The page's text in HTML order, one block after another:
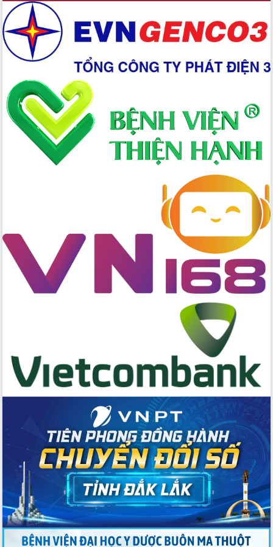
hội và đại biểu HĐND các cấp diễn ra
an toàn, hiệu quả, đúng quy định
Thủ tướng Chính phủ Phạm Minh Chính
kiểm tra, chỉ đạo hoàn thành các dự
án cao tốc và thăm khu tái định cư tại
Sôi nổi Hội đua ngựa truyền thống Gò
Thì Thùng mừng Xuân Bính Ngọ 2026
Lãnh đạo tỉnh dâng hương tưởng niệm
tại Đập Đồng Cam đầu Xuân Bính Ngọ
Ngành nông nghiệp phấn đấu tăng
trưởng đạt 5,86% trong năm 2026
UBND tỉnh Đắk Lắk triển khai công tác
Chủ tịch UBND tỉnh Tạ Anh Tuấn thăm,
chúc mừng các bệnh viện nhân Ngày
Thầy thuốc Việt Nam
Rộn ràng lễ hội truyền thống Sông
nước Đà Nông lần thứ I năm 2026
cử đại biểu Quốc hội khoá XVI và đại
biểu HĐND tỉnh Đắk Lắk, nhiệm kỳ
2026-2031
trọng trong kỷ nguyên mới
Hội nghị lần thứ tư Ban Chỉ đạo công
tác bầu cử tỉnh Đắk Lắk
Hội nghị Báo cáo viên Trung ương
tháng 01/2026
Phó Thủ tướng Hồ Quốc Dũng đánh giá
cao kết quả Chiến dịch Quang Trung
tại Đắk Lắk
Hội nghị Ban Chấp hành Đảng bộ tỉnh
Đắk Lắk lần thứ 2 (mở rộng)